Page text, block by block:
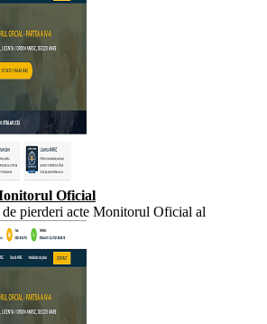
Oficial
pierderi acte Monitorul Oficial al